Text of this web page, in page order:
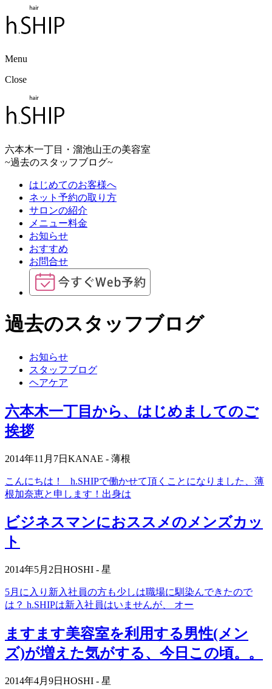
Menu
Close
六本木一丁目 ・ 溜池山王の美容室
~過去のスタッフブログ~
はじめてのお客様へ
ネット予約の取り方
サロンの紹介
メニュー料金
お知らせ
おすすめ
お問合せ
過去のスタッフブログ
お知らせ
スタッフブログ
ヘアケア
六本木一丁目から、はじめましてのご
挨拶
2014年11月7日 KANAE - 薄根
こんにちは！ h.SHIPで働かせて頂くことになりました、薄
根加奈恵と申します！出身は
ビジネスマンにおススメのメンズカッ
ト
2014年5月2日 HOSHI - 星
5月に入り新入社員の方も少しは職場に馴染んできたので
は？ h.SHIPは新入社員はいませんが、 オー
ますます美容室を利用する男性(メン
ズ)が増えた気がする、今日この頃。。
2014年4月9日 HOSHI - 星